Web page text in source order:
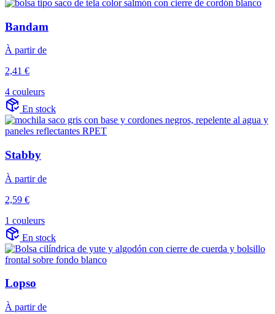
Bandam
À partir de
2,41 €
4 couleurs
En stock
Stabby
À partir de
2,59 €
1 couleurs
En stock
Lopso
À partir de